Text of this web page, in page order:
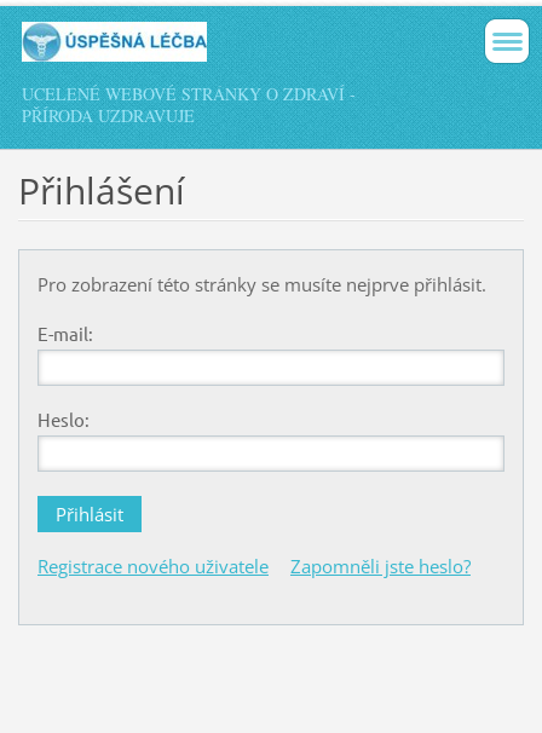
UCELENÉ WEBOVÉ STRÁNKY O ZDRAVÍ -
PŘÍRODA UZDRAVUJE
Přihlášení
Pro zobrazení této stránky se musíte nejprve přihlásit.
E-mail:
Heslo:
Registrace nového uživatele Zapomněli jste heslo?